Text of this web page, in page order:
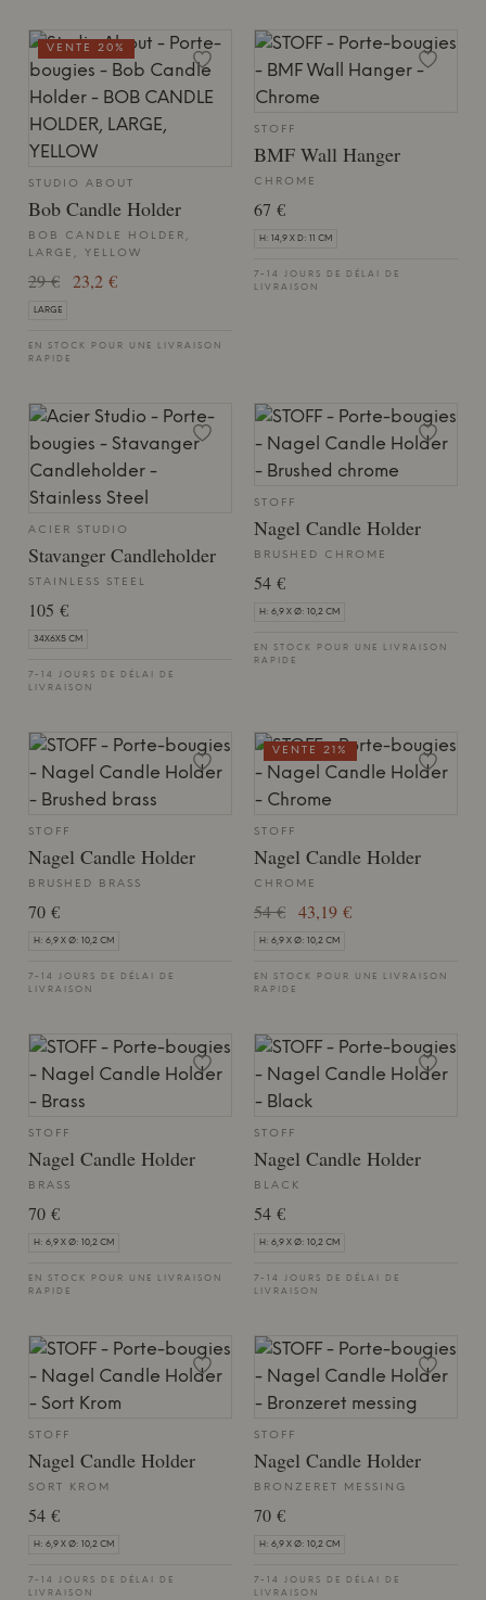
STUDIO ABOUT
Bob Candle Holder
BOB CANDLE HOLDER,
LARGE, YELLOW
29 € 23,2 €
LARGE
EN STOCK POUR UNE LIVRAISON
RAPIDE
VENTE 20%
STOFF
BMF Wall Hanger
CHROME
67 €
H: 14,9 X D: 11 CM
7-14 JOURS DE DÉLAI DE
LIVRAISON
ACIER STUDIO
Stavanger Candleholder
STAINLESS STEEL
105 €
34X6X5 CM
7-14 JOURS DE DÉLAI DE
LIVRAISON
STOFF
Nagel Candle Holder
BRUSHED CHROME
54 €
H: 6,9 X Ø: 10,2 CM
EN STOCK POUR UNE LIVRAISON
RAPIDE
STOFF
Nagel Candle Holder
BRUSHED BRASS
70 €
H: 6,9 X Ø: 10,2 CM
7-14 JOURS DE DÉLAI DE
LIVRAISON
STOFF
Nagel Candle Holder
CHROME
54 € 43,19 €
H: 6,9 X Ø: 10,2 CM
EN STOCK POUR UNE LIVRAISON
RAPIDE
VENTE 21%
STOFF
Nagel Candle Holder
BRASS
70 €
H: 6,9 X Ø: 10,2 CM
EN STOCK POUR UNE LIVRAISON
RAPIDE
STOFF
Nagel Candle Holder
BLACK
54 €
H: 6,9 X Ø: 10,2 CM
7-14 JOURS DE DÉLAI DE
LIVRAISON
STOFF
Nagel Candle Holder
SORT KROM
54 €
H: 6,9 X Ø: 10,2 CM
7-14 JOURS DE DÉLAI DE
LIVRAISON
STOFF
Nagel Candle Holder
BRONZERET MESSING
70 €
H: 6,9 X Ø: 10,2 CM
7-14 JOURS DE DÉLAI DE
LIVRAISON